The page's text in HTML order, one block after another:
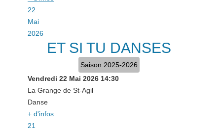
22
Mai
2026
ET SI TU DANSES
Saison 2025-2026
Vendredi 22 Mai 2026 14:30
La Grange de St-Agil
Danse
+ d'infos
21